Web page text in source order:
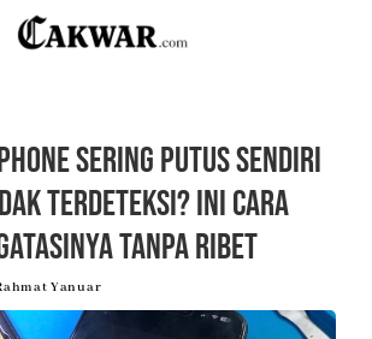
Sering Putus Sendiri
Terdeteksi? Ini Cara
Tanpa Ribet
Yanuar